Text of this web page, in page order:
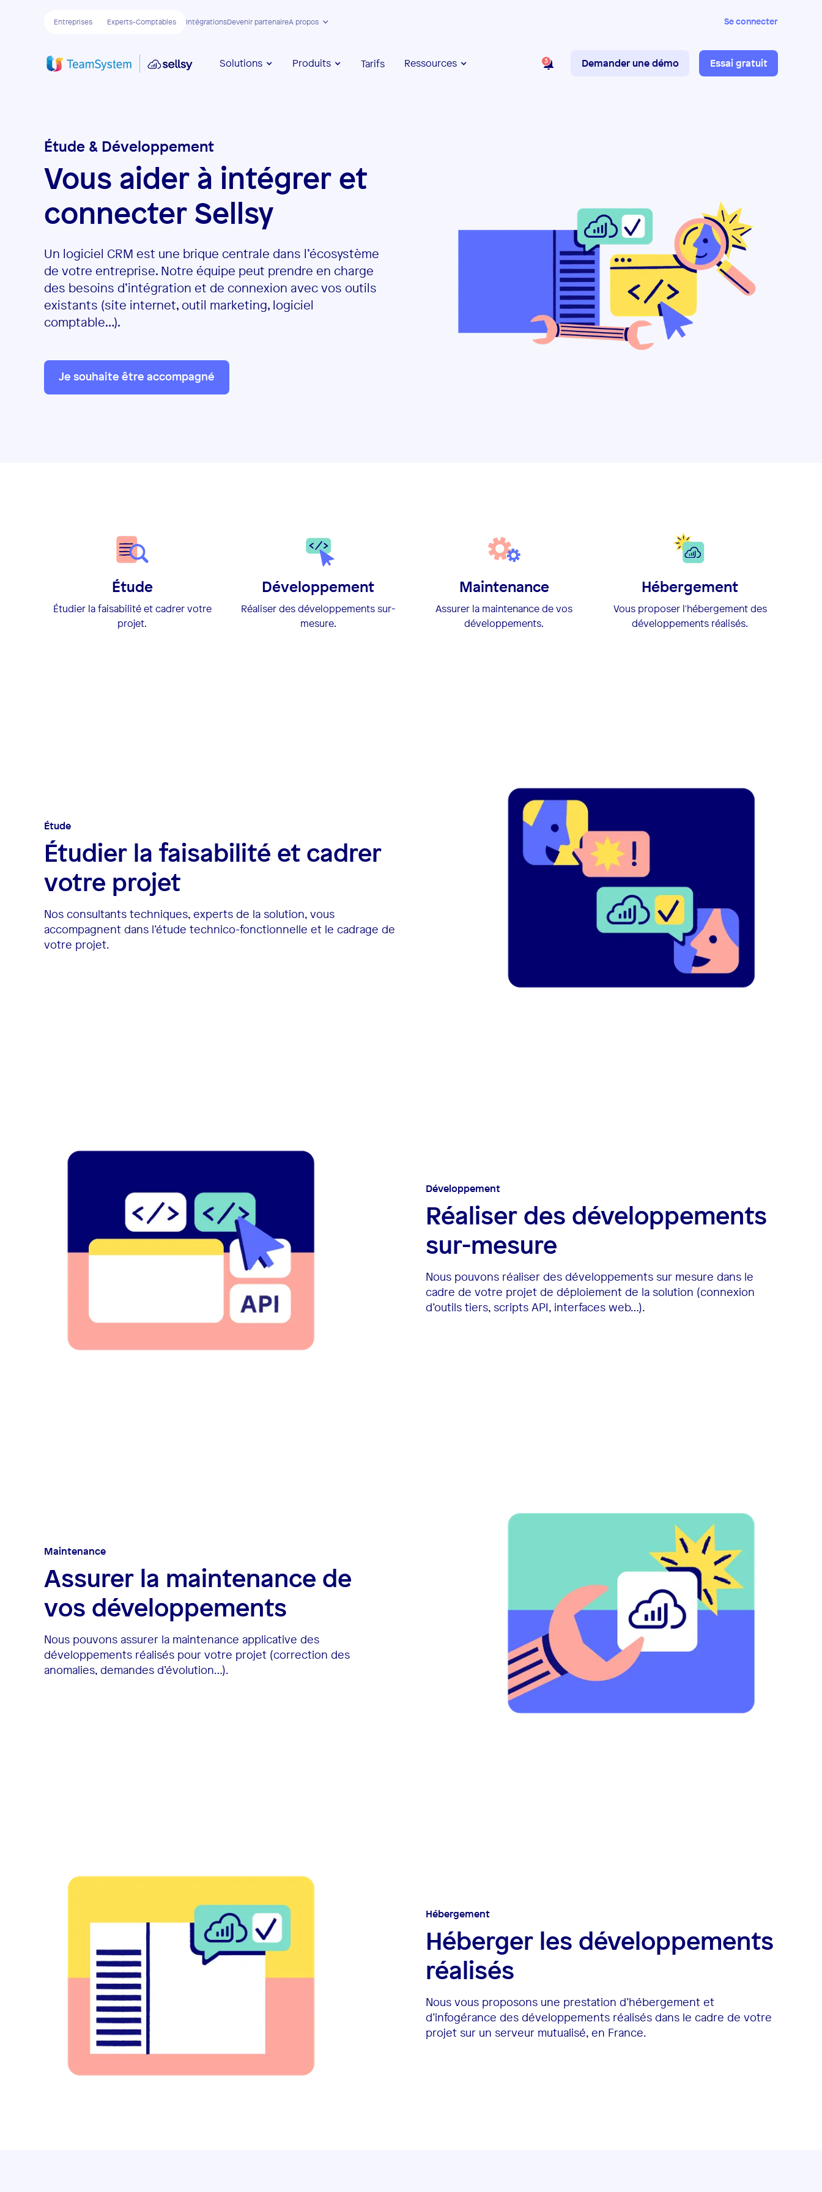
Entreprises Experts-Comptables IntégrationsDevenir partenaireA propos Se connecter
Solutions Produits Tarifs Ressources 3 Demander une démo Essai gratuit
Étude & Développement
Vous aider à intégrer et
connecter Sellsy
Un logiciel CRM est une brique centrale dans l’écosystème
de votre entreprise. Notre équipe peut prendre en charge
des besoins d’intégration et de connexion avec vos outils
existants (site internet, outil marketing, logiciel
comptable…).
Je souhaite être accompagné
Étude
Étudier la faisabilité et cadrer votre
projet.
Développement
Réaliser des développements sur-
mesure.
Maintenance
Assurer la maintenance de vos
développements.
Hébergement
Vous proposer l'hébergement des
développements réalisés.
Étude
Étudier la faisabilité et cadrer
votre projet
Nos consultants techniques, experts de la solution, vous
accompagnent dans l’étude technico-fonctionnelle et le cadrage de
votre projet.
Développement
Réaliser des développements
sur-mesure
Nous pouvons réaliser des développements sur mesure dans le
cadre de votre projet de déploiement de la solution (connexion
d’outils tiers, scripts API, interfaces web…).
Maintenance
Assurer la maintenance de
vos développements
Nous pouvons assurer la maintenance applicative des
développements réalisés pour votre projet (correction des
anomalies, demandes d’évolution…).
Hébergement
Héberger les développements
réalisés
Nous vous proposons une prestation d’hébergement et
d’infogérance des développements réalisés dans le cadre de votre
projet sur un serveur mutualisé, en France.